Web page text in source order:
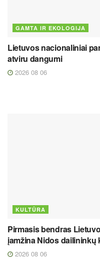
GAMTA IR EKOLOGIJA
Lietuvos nacionaliniai
atviru dangumi
2026 08 06
KULTŪRA
Pirmasis bendras
įamžina Nidos dailininkų
2026 08 06